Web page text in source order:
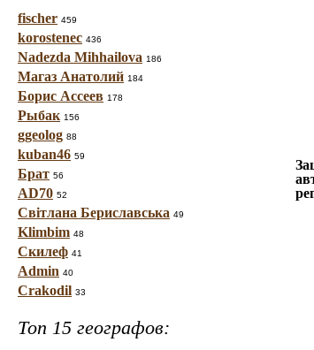
fischer 459
korostenec 436
Nadezda Mihhailova 186
Магаз Анатолий 184
Борис Ассеев 178
Рыбак 156
ggeolog 88
kuban46 59
Брат 56
AD70 52
Світлана Бериславська 49
Klimbim 48
Скилеф 41
Admin 40
Crakodil 33
Топ 15 географов: